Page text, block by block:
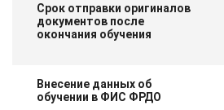
Срок отправки оригиналов
документов после
окончания обучения
Внесение данных об
обучении в ФИС ФРДО